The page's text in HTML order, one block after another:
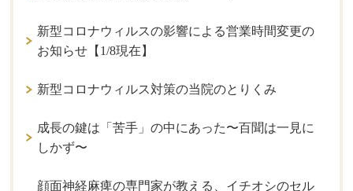
新型コロナウィルスの影響による営業時間変更の
お知らせ【1/8現在】
新型コロナウィルス対策の当院のとりくみ
成長の鍵は「苦手」の中にあった〜百聞は一見に
しかず〜
顔面神経麻痺の専門家が教える、イチオシのセル